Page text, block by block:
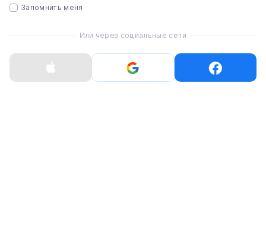
Запомнить меня
Или через социальные сети